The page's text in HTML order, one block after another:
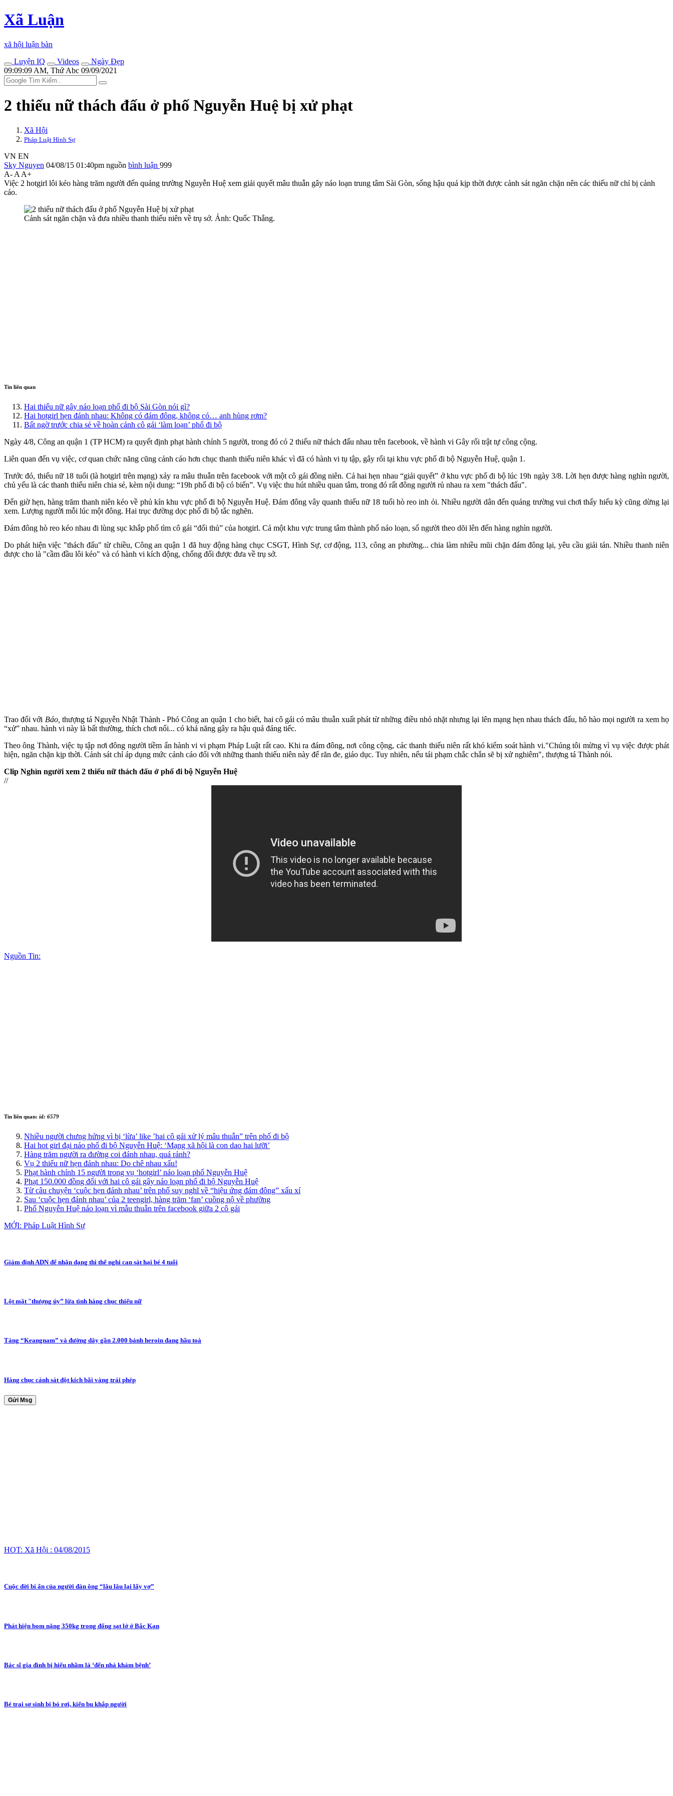
Xã Luận
xã hội luận bàn
Luyện IQ
Videos
Ngày Đẹp
09:09:09 AM, Thứ Abc 09/09/2021
2 thiếu nữ thách đấu ở phố Nguyễn Huệ bị xử phạt
Xã Hội
Pháp Luật Hình Sự
VN EN
Sky Nguyen 04/08/15 01:40pm nguồn bình luận 999
A- A A+
Việc 2 hotgirl lôi kéo hàng trăm người đến quảng trường Nguyễn Huệ xem giải quyết mâu thuẫn gây náo loạn trung tâm Sài Gòn, sống hậu quả kịp thời được cảnh sát ngăn chặn nên các thiếu nữ chỉ bị cảnh
cáo.
Cảnh sát ngăn chặn và đưa nhiều thanh thiếu niên về trụ sở. Ảnh: Quốc Thắng.
Tin liên quan
Hai thiếu nữ gây náo loạn phố đi bộ Sài Gòn nói gì?
Hai hotgirl hẹn đánh nhau: ​Không có đám đông, không có… anh hùng rơm?
Bất ngờ trước chia sẻ về hoàn cảnh cô gái ‘làm loạn’ phố đi bộ
Ngày 4/8, Công an quận 1 (TP HCM) ra quyết định phạt hành chính 5 người, trong đó có 2 thiếu nữ thách đấu nhau trên facebook, về hành vi Gây rối trật tự công cộng.
Liên quan đến vụ việc, cơ quan chức năng cũng cảnh cáo hơn chục thanh thiếu niên khác vì đã có hành vi tụ tập, gây rối tại khu vực phố đi bộ Nguyễn Huệ, quận 1.
Trước đó, thiếu nữ 1‌8 tuổ‌i (là hotgirl trên mạng) xảy ra mâu thuẫn trên facebook với một cô gái đồng niên. Cả hai hẹn nhau “giải quyết” ở khu vực phố đi bộ lúc 19h ngày 3/8. Lời hẹn được hàng nghìn người,
chủ yếu là các thanh thiếu niên chia sẻ, kèm nội dung: “19h phố đi bộ có biến”. Vụ việc thu hút nhiều quan tâm, trong đó rất đông người rủ nhau ra xem "thách đấu".
Đến giờ hẹn, hàng trăm thanh niên kéo về phủ kín khu vực phố đi bộ Nguyễn Huệ. Đám đông vây quanh thiếu nữ 1‌8 tuổ‌i hò reo inh ỏi. Nhiều người dân đến quảng trường vui chơi thấy hiếu kỳ cũng dừng lại
xem. Lượng người mỗi lúc một đông. Hai trục đường dọc phố đi bộ tắc nghẽn.
Đám đông hò reo kéo nhau đi lùng sục khắp phố tìm cô gái “đối thủ” của hotgirl. Cả một khu vực trung tâm thành phố náo loạn, số người theo dõi lên đến hàng nghìn người.
Do phát hiện việc "thách đấu" từ chiều, Công an quận 1 đã huy động hàng chục CSGT, Hình Sự, cơ động, 113, công an phường... chia làm nhiều mũi chặn đám đông lại, yêu cầu giải tán. Nhiều thanh niên
được cho là "cầm đầu lôi kéo" và có hành vi kích động, chống đối được đưa về trụ sở.
Trao đổi với Báo, thượng tá Nguyễn Nhật Thành - Phó Công an quận 1 cho biết, hai cô gái có mâu thuẫn xuất phát từ những điều nhỏ nhặt nhưng lại lên mạng hẹn nhau thách đấu, hô hào mọi người ra xem họ
“xử” nhau. hành vi này là bất thường, thích chơi nổi... có khả năng gây ra hậu quả đáng tiếc.
Theo ông Thành, việc tụ tập nơi đông người tiềm ẩn hành vi vi phạm Pháp Luật rất cao. Khi ra đám đông, nơi công cộng, các thanh thiếu niên rất khó kiểm soát hành vi."Chúng tôi mừng vì vụ việc được phát
hiện, ngăn chặn kịp thời. Cảnh sát chỉ áp dụng mức cảnh cáo đối với những thanh thiếu niên này để răn đe, giáo dục. Tuy nhiên, nếu tái phạm chắc chắn sẽ bị xử nghiêm", thượng tá Thành nói.
Clip Nghìn người xem 2 thiếu nữ thách đấu ở phố đi bộ Nguyễn Huệ
//
Nguồn Tin:
Tin liên quan: id: 6579
Nhiều người chưng hửng vì bị ‘lừa’ like ’hai cô gái xử lý mâu thuẫn” trên phố đi bộ
Hai hot girl đại náo phố đi bộ Nguyễn Huệ: ‘Mạng xã hội là con dao hai lưỡi’
Hàng trăm người ra đường coi đánh nhau, quá rảnh?
Vụ 2 thiếu nữ hẹn đánh nhau: Do chê nhau xấu!
Phạt hành chính 15 người trong vụ ‘hotgirl’ náo loạn phố Nguyễn Huệ
Phạt 150.000 đồng đối với hai cô gái gây náo loạn phố đi bộ Nguyễn Huệ
Từ câu chuyện ‘cuộc hẹn đánh nhau’ trên phố suy nghĩ về “hiệu ứng đám đông” xấu xí
Sau ‘cuộc hẹn đánh nhau’ của 2 teengirl, hàng trăm ‘fan’ cuồng nộ về phường
Phố Nguyễn Huệ náo loạn vì mẫu thuẫn trên facebook giữa 2 cô gái
MỚI: Pháp Luật Hình Sự
Giám định ADN để nhận dạng thi thể nghi can sát hại bé 4 tuổi
Lột mặt "thượng úy” lừa tình hàng chục thiếu nữ
Tàng “Keangnam” và đường dây gần 2.000 bánh heroin đang hầu toà
Hàng chục cảnh sát đột kích bãi vàng trái phép
Gửi Msg
HOT: Xã Hội : 04/08/2015
Cuộc đời bí ẩn của người đàn ông “lâu lâu lại lấy vợ”
Phát hiện bom nặng 350kg trong đống sạt lở ở Bắc Kạn
Bác sĩ gia đình bị hiểu nhầm là ‘đến nhà khám bệnh’
Bé trai sơ sinh bị bỏ rơi, kiến bu khắp người